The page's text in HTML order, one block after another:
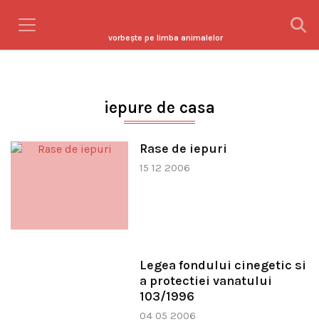
vorbeşte pe limba animalelor
iepure de casa
Rase de iepuri
15 12 2006
Legea fondului cinegetic si
a protectiei vanatului
103/1996
04 05 2006